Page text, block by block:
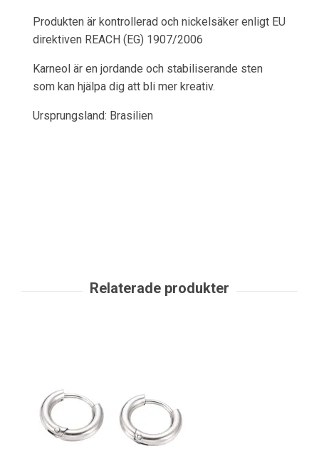
Produkten är kontrollerad och nickelsäker enligt EU
direktiven REACH (EG) 1907/2006
Karneol är en jordande och stabiliserande sten
som kan hjälpa dig att bli mer kreativ.
Ursprungsland: Brasilien